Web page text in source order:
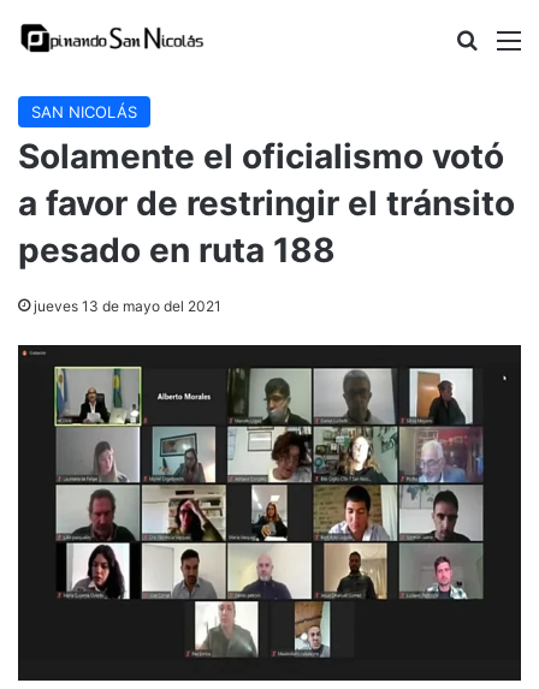
Buscar
SAN NICOLÁS
Solamente el oficialismo votó
a favor de restringir el tránsito
pesado en ruta 188
jueves 13 de mayo del 2021